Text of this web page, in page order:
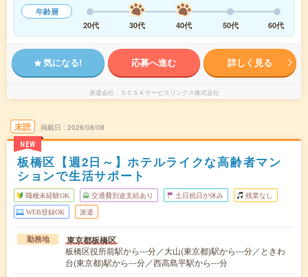
年齢層
20代
30代 40代 50代 60代
気になる! 応募へ進む 詳しく見る
派遣会社 ＳＣＳＫサービスリンクス株式会社
未読
NEW
掲載日 2026/08/08
板橋区【週2日～】ホテルライクな高齢者マン
ションで生活サポート
職種未経験OK 交通費別途支給あり 土日祝日が休み 残業なし
WEB登録OK 派遣
勤務地 東京都板橋区
板橋区役所前駅から---分／大山(東京都)駅から---分／ときわ
台(東京都)駅から---分／西高島平駅から---分